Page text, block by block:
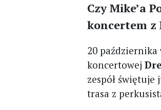
Czy Mike’a
koncertem z
20
koncertowej
zespół
trasa z